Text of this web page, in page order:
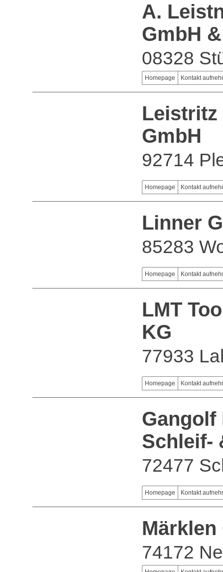
A.
GmbH
08328
Homepage Kontakt
GmbH
92714
Homepage Kontakt
Linner
85283
Homepage Kontakt
LMT
KG
77933
Homepage Kontakt
Gangolf
Schleif-
72477
Homepage Kontakt
Märklen
74172